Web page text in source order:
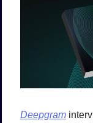
Deepgram